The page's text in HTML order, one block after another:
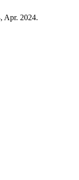
Apr. 2024.